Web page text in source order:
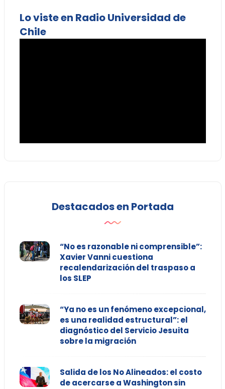
Lo viste en Radio Universidad de
Chile
Destacados en Portada
“No es razonable ni comprensible”:
Xavier Vanni cuestiona
recalendarización del traspaso a
los SLEP
“Ya no es un fenómeno excepcional,
es una realidad estructural”: el
diagnóstico del Servicio Jesuita
sobre la migración
Salida de los No Alineados: el costo
de acercarse a Washington sin